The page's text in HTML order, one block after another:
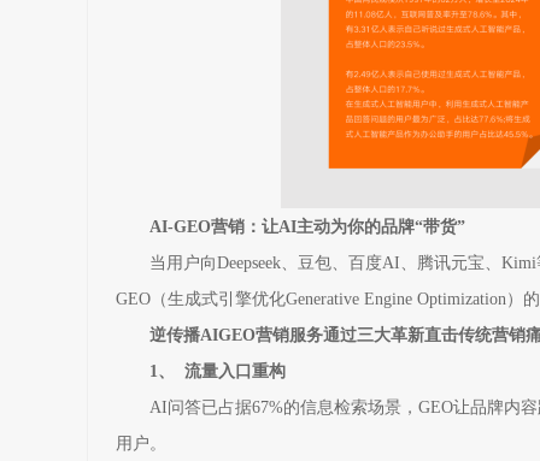
AI-GEO营销：让AI主动为你的品牌“带货”
当用户向Deepseek、豆包、百度AI、腾讯元宝、
GEO（生成式引擎优化Generative Engine Optimization）
逆传播AIGEO营销服务通过三大革新直击传统营销
1、 流量入口重构
AI问答已占据67%的信息检索场景，GEO让品牌内
用户。